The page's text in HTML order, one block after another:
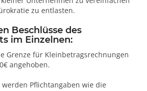
zu entlasten.
Beschlüsse des
im Einzelnen:
Grenze für Kleinbetragsrechnungen
angehoben.
Pflichtangaben wie die